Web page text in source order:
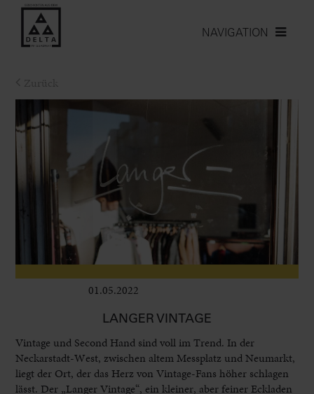
NAVIGATION
01.05.2022
LANGER VINTAGE
Vintage und Second Hand sind voll im Trend. In der
Neckarstadt-West, zwischen altem Messplatz und Neumarkt,
liegt der Ort, der das Herz von Vintage-Fans höher schlagen
lässt. Der „Langer Vintage“, ein kleiner, aber feiner Eckladen